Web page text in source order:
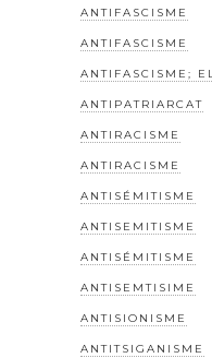
ANTIFASCISME
ANTIFASCISME
ANTIFASCISME;
ANTIPATRIARCAT
ANTIRACISME
ANTIRACISME
ANTISÉMITISME
ANTISEMITISME
ANTISÉMITISME
ANTISEMTISIME
ANTISIONISME
ANTITSIGANISME